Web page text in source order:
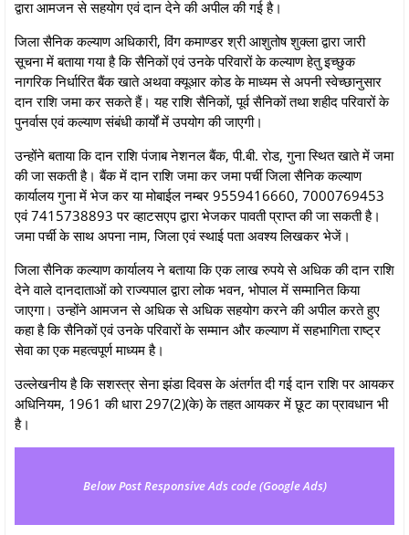
द्वारा आमजन से सहयोग एवं दान देने की अपील की गई है।
जिला सैनिक कल्याण अधिकारी, विंग कमाण्डर श्री आशुतोष शुक्ला द्वारा जारी
सूचना में बताया गया है कि सैनिकों एवं उनके परिवारों के कल्याण हेतु इच्छुक
नागरिक निर्धारित बैंक खाते अथवा क्यूआर कोड के माध्यम से अपनी स्वेच्छानुसार
दान राशि जमा कर सकते हैं। यह राशि सैनिकों, पूर्व सैनिकों तथा शहीद परिवारों के
पुनर्वास एवं कल्याण संबंधी कार्यों में उपयोग की जाएगी।
उन्‍होंने बताया कि दान राशि पंजाब नेशनल बैंक, पी.बी. रोड, गुना स्थित खाते में जमा
की जा सकती है। बैंक में दान राशि जमा कर जमा पर्ची जिला सैनिक कल्याण
कार्यालय गुना में भेज कर या मोबाईल नम्बर 9559416660, 7000769453
एवं 7415738893 पर व्हाटसएप द्वारा भेजकर पावती प्राप्त की जा सकती है।
जमा पर्ची के साथ अपना नाम, जिला एवं स्थाई पता अवश्य लिखकर भेजें।
जिला सैनिक कल्याण कार्यालय ने बताया कि एक लाख रुपये से अधिक की दान राशि
देने वाले दानदाताओं को राज्यपाल द्वारा लोक भवन, भोपाल में सम्मानित किया
जाएगा। उन्‍होंने आमजन से अधिक से अधिक सहयोग करने की अपील करते हुए
कहा है कि सैनिकों एवं उनके परिवारों के सम्मान और कल्याण में सहभागिता राष्ट्र
सेवा का एक महत्वपूर्ण माध्यम है।
उल्लेखनीय है कि सशस्त्र सेना झंडा दिवस के अंतर्गत दी गई दान राशि पर आयकर
अधिनियम, 1961 की धारा 297(2)(के) के तहत आयकर में छूट का प्रावधान भी
है।
Below Post Responsive Ads code (Google Ads)